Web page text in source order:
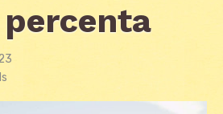
percenta